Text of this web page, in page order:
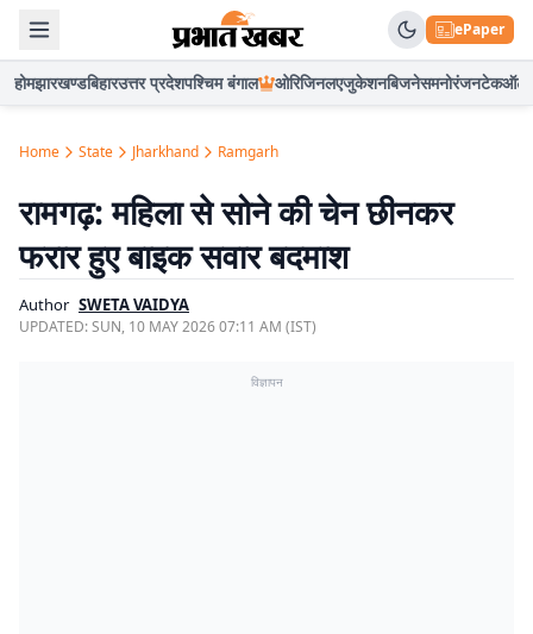
ePaper
होमझारखण्डबिहारउत्तर प्रदेशपश्चिम बंगाल ओरिजिनलएजुकेशनबिजनेसमनोरंजनटेकऑटो
Home State Jharkhand Ramgarh
रामगढ़: महिला से सोने की चेन छीनकर
फरार हुए बाइक सवार बदमाश
Author SWETA VAIDYA
UPDATED:SUN, 10 MAY 2026 07:11 AM (IST)
विज्ञापन